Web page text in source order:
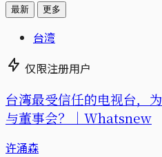
最新 更多
台湾
仅限注册用户
台湾最受信任的电视台，
与董事会？｜Whatsnew
许涌森